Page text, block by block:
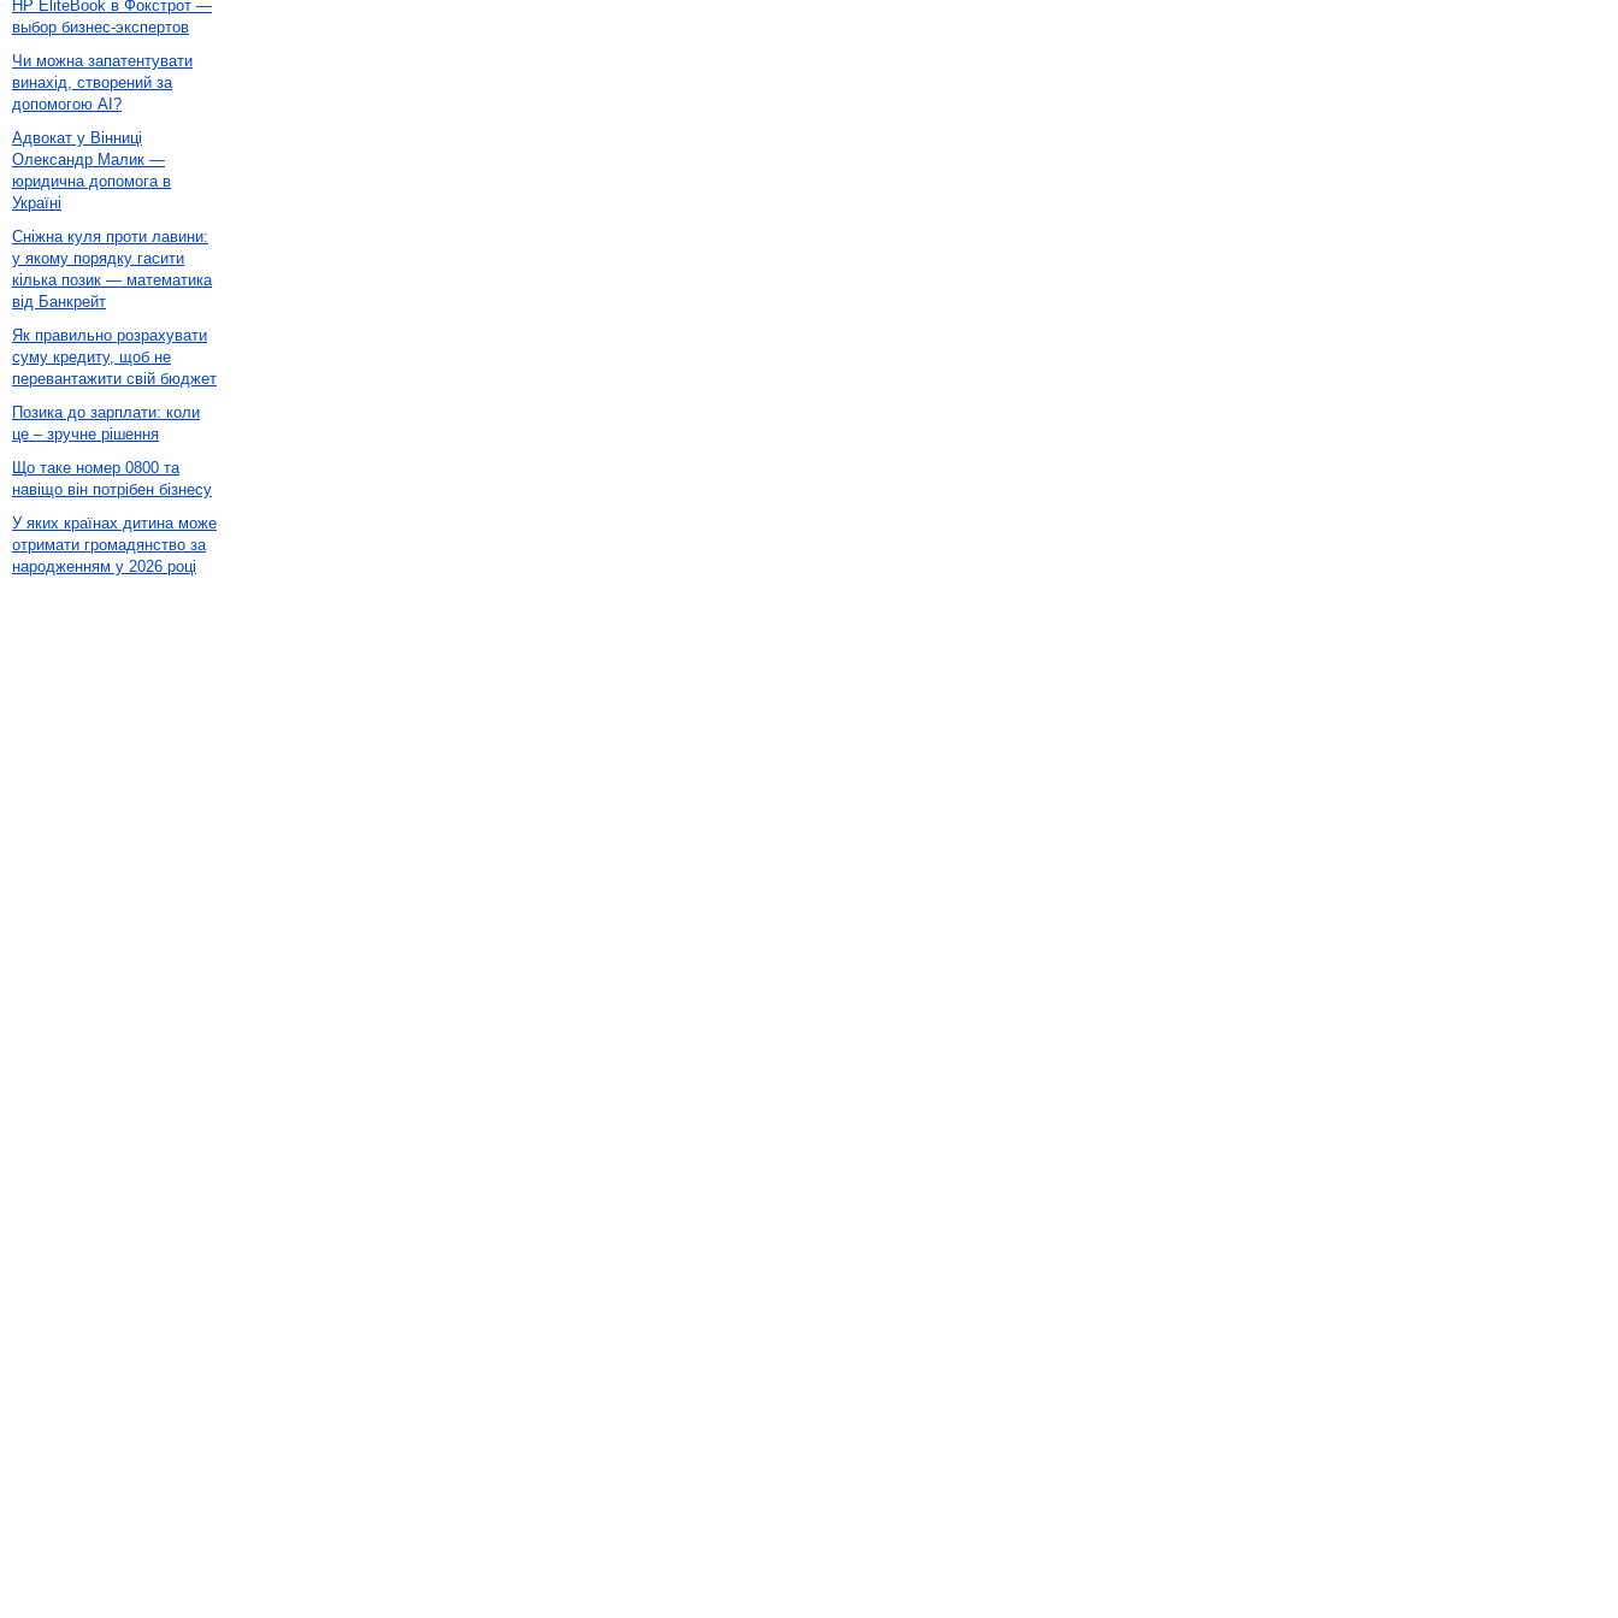
HP EliteBook в Фокстрот —
выбор бизнес-экспертов
Чи можна запатентувати
винахід, створений за
допомогою AI?
Адвокат у Вінниці
Олександр Малик —
юридична допомога в
Україні
Сніжна куля проти лавини:
у якому порядку гасити
кілька позик — математика
від Банкрейт
Як правильно розрахувати
суму кредиту, щоб не
перевантажити свій бюджет
Позика до зарплати: коли
це – зручне рішення
Що таке номер 0800 та
навіщо він потрібен бізнесу
У яких країнах дитина може
отримати громадянство за
народженням у 2026 році